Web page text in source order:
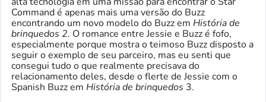
Command é apenas mais uma versão do Buzz
encontrando um novo modelo do Buzz em História de
brinquedos 2. O romance entre Jessie e Buzz é fofo,
especialmente porque mostra o teimoso Buzz disposto a
seguir o exemplo de seu parceiro, mas eu senti que
consegui tudo o que realmente precisava do
relacionamento deles, desde o flerte de Jessie com o
Spanish Buzz em História de brinquedos 3.